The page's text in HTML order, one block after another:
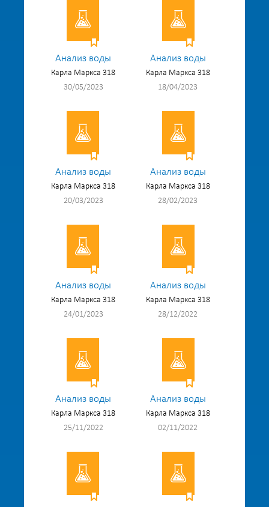
Анализ воды
Карла Маркса 318
30/05/2023
Анализ воды
Карла Маркса 318
18/04/2023
Анализ воды
Карла Маркса 318
20/03/2023
Анализ воды
Карла Маркса 318
28/02/2023
Анализ воды
Карла Маркса 318
24/01/2023
Анализ воды
Карла Маркса 318
28/12/2022
Анализ воды
Карла Маркса 318
25/11/2022
Анализ воды
Карла Маркса 318
02/11/2022